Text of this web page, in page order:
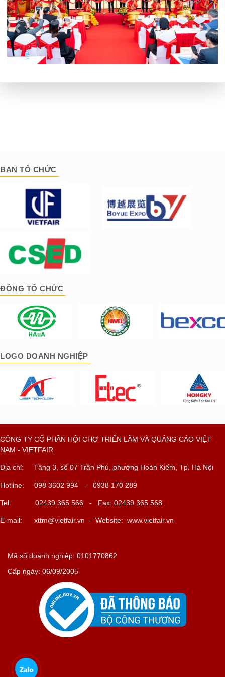
BAN TỔ CHỨC
ĐỒNG TỔ CHỨC
LOGO DOANH NGHIỆP
CÔNG TY CỔ PHẦN HỘI CHỢ TRIỂN LÃM VÀ QUẢNG CÁO VIỆT
NAM - VIETFAIR
Địa chỉ: Tầng 3, số 07 Trần Phú, phường Hoàn Kiếm, Tp. Hà Nội
Hotline: 098 3602 994 - 0938 170 289
Tel: 02439 365 566 - Fax: 02439 365 568
E-mail: xttm@vietfair.vn - Website: www.vietfair.vn
Mã số doanh nghiệp: 0101770862
Cấp ngày: 06/09/2005